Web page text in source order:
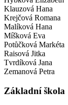
Klauzová Hana
Krejčová Romana
Malíková Hana
Míšková Eva
Potůčková Markéta
Raisová Jitka
Tvrdíková Jana
Zemanová Petra
Základní škola